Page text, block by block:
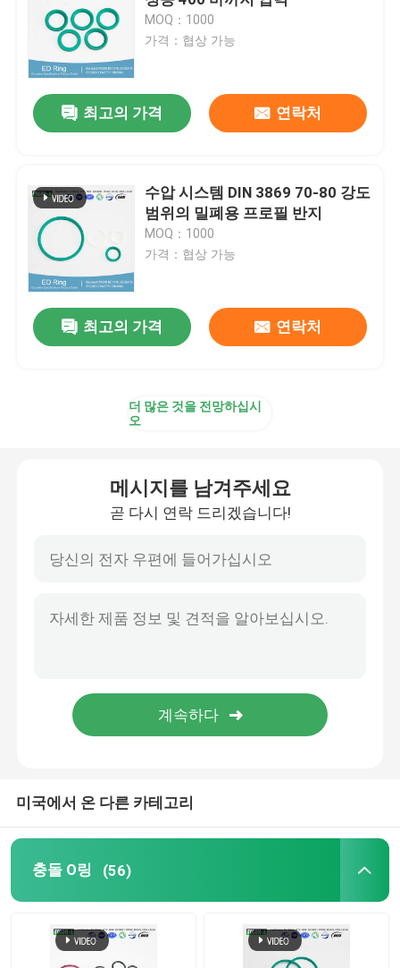
NBR O링
FKM O링
실리콘 오우는 울립니다
엡디엠 O링
월폼은 밀봉합니다
테플론은 O링을 코팅했습니다
백업된 링
접착시일
O링 장비
MOQ：1000
가격：협상 가능
최고의 가격 연락처
수압 시스템 DIN 3869 70-80 강도
범위의 밀폐용 프로필 반지
MOQ：1000
가격：협상 가능
최고의 가격 연락처
더 많은 것을 전망하십시
오
메시지를 남겨주세요
곧 다시 연락 드리겠습니다!
미국에서 온 다른 카테고리
충돌 O링 (56)